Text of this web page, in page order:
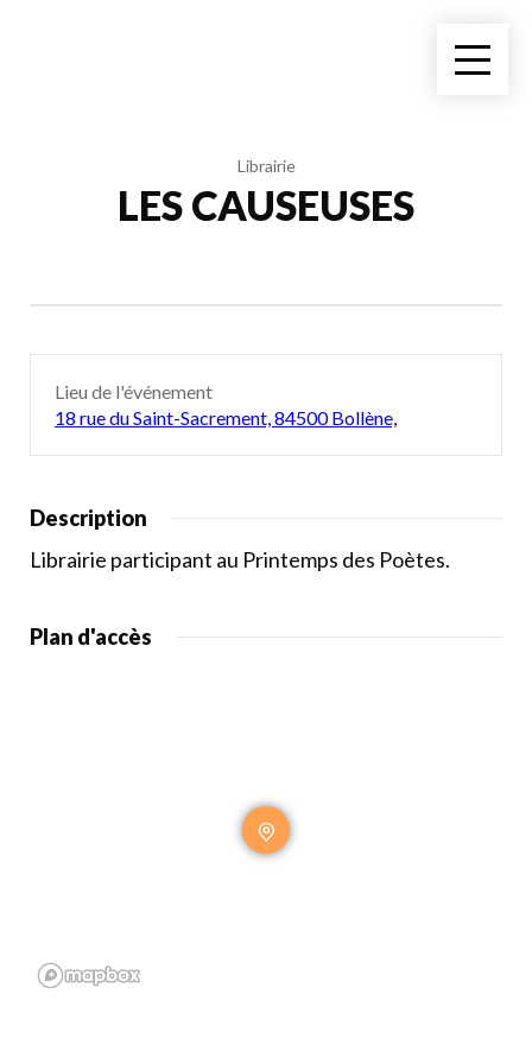
Librairie
LES CAUSEUSES
Lieu de l'événement
18 rue du Saint-Sacrement, 84500 Bollène,
Description
Librairie participant au Printemps des Poètes.
Plan d'accès